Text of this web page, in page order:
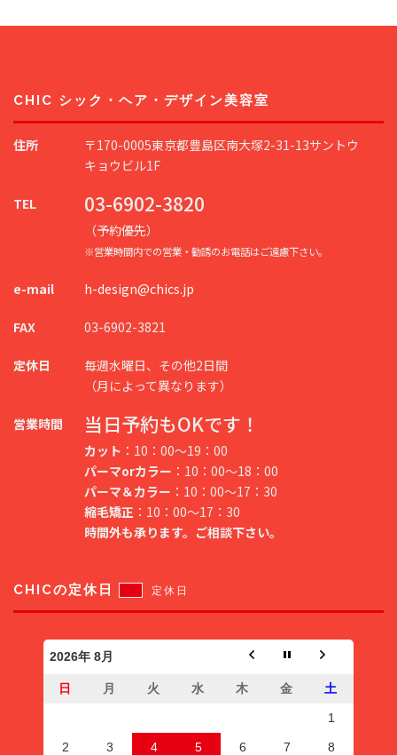
CHIC シック・ヘア・デザイン美容室
住所
〒170-0005東京都豊島区南大塚2-31-13サントウ
キョウビル1F
TEL 03-6902-3820
（予約優先）
※営業時間内での営業・勧誘のお電話はご遠慮下さい。
e-mail h-design@chics.jp
FAX 03-6902-3821
定休日
毎週水曜日、その他2日間
（月によって異なります）
営業時間 当日予約もOKです！
カット ：10：00～19：00
パーマorカラー ：10：00～18：00
パーマ＆カラー ：10：00～17：30
縮毛矯正 ：10：00～17：30
時間外も承ります。ご相談下さい。
CHICの定休日 定休日
2026年 8月
日 月 火 水 木 金 土
1
2 3 4 5 6 7 8